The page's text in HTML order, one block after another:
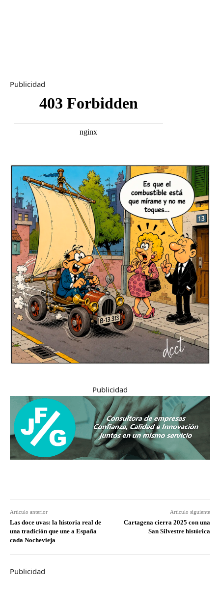
Publicidad
Publicidad
Artículo anterior
Las doce uvas: la historia real de
una tradición que une a España
cada Nochevieja
Artículo siguiente
Cartagena cierra 2025 con una
San Silvestre histórica
Publicidad